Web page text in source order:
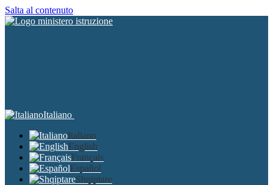
Salta al contenuto
Italiano
Italiano
English
Français
Español
Shqiptare